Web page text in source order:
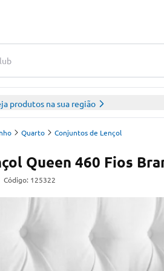
produtos na sua região
Quarto Conjuntos de Lençol
Queen 460 Fios
Código: 125322